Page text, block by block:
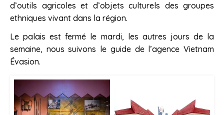
d’outils agricoles et d’objets culturels des groupes
ethniques vivant dans la région.
Le palais est fermé le mardi, les autres jours de la
semaine, nous suivons le guide de l’agence Vietnam
Évasion.